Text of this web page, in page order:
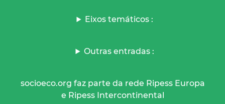
Eixos temáticos :
Outras entradas :
socioeco.org faz parte da rede Ripess Europa
e Ripess Intercontinental